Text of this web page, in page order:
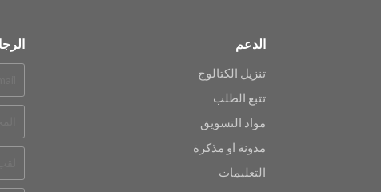
الدعم
تنزيل الكتالوج
تتبع الطلب
مواد التسويق
مدونة او مذكرة
التعليمات